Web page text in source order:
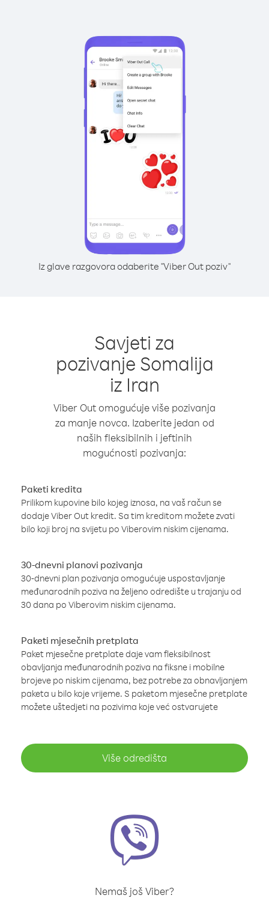
Iz glave razgovora odaberite "Viber Out poziv"
Savjeti za
pozivanje Somalija
iz Iran
Viber Out omogućuje više pozivanja
za manje novca. Izaberite jedan od
naših fleksibilnih i jeftinih
mogućnosti pozivanja:
Paketi kredita
Prilikom kupovine bilo kojeg iznosa, na vaš račun se
dodaje Viber Out kredit. Sa tim kreditom možete zvati
bilo koji broj na svijetu po Viberovim niskim cijenama.
30-dnevni planovi pozivanja
30-dnevni plan pozivanja omogućuje uspostavljanje
međunarodnih poziva na željeno odredište u trajanju od
30 dana po Viberovim niskim cijenama.
Paketi mjesečnih pretplata
Paket mjesečne pretplate daje vam fleksibilnost
obavljanja međunarodnih poziva na fiksne i mobilne
brojeve po niskim cijenama, bez potrebe za obnavljanjem
paketa u bilo koje vrijeme. S paketom mjesečne pretplate
možete uštedjeti na pozivima koje već ostvarujete
Više odredišta
Nemaš još Viber?